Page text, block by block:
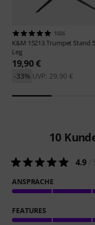
1026
K&M 15213 Trumpet Stand
Leg
19,90 €
UVP: 29,90 €
-33%
10
4.9
ANSPRACHE
FEATURES